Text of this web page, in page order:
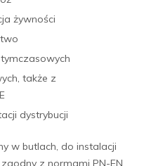
żywności
także z
dystrybucji
w butlach, do instalacji
z normami PN-EN